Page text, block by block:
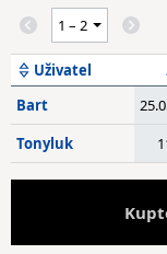
Uživatel
Bart
Tonyluk